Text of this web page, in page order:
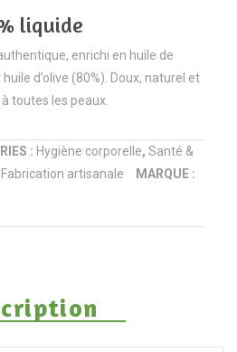
Aquaromat
liquide
enrichi en huile de
d’olive (80%). Doux, naturel et
toutes les peaux.
: Hygiène corporelle, Santé &
Fabrication artisanale
MARQUE :